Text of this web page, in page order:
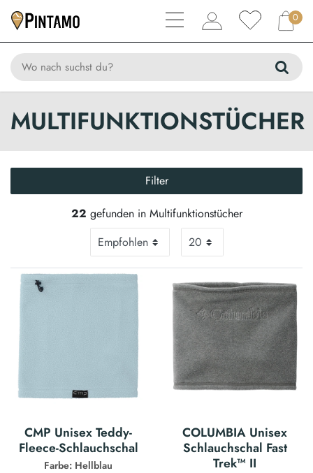
0
MULTIFUNKTIONSTÜCHER
Filter
22 gefunden in Multifunktionstücher
CMP Unisex Teddy-
Fleece-Schlauchschal
Farbe: Hellblau
COLUMBIA Unisex
Schlauchschal Fast
Trek™ II